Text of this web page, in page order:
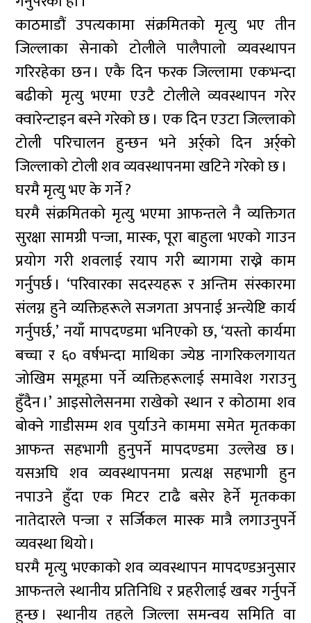
काठमाडौं उपत्यकामा संक्रमितको मृत्यु भए तीन
जिल्लाका सेनाको टोलीले पालैपालो व्यवस्थापन
गरिरहेका छन । एकै दिन फरक जिल्लामा एकभन्दा
बढीको मृत्यु भएमा एउटै टोलीले व्यवस्थापन गरेर
क्वारेन्टाइन बस्ने गरेको छ । एक दिन एउटा जिल्लाको
टोली परिचालन हुन्छन भने अर्र्को दिन अर्र्को
जिल्लाको टोली शव व्यवस्थापनमा खटिने गरेको छ ।
घरमै मृत्यु भए के गर्ने ?
घरमै संक्रमितको मृत्यु भएमा आफन्तले नै व्यक्तिगत
सुरक्षा सामग्री पन्जा, मास्क, पूरा बाहुला भएको गाउन
प्रयोग गरी शवलाई रयाप गरी ब्यागमा राख्ने काम
गर्नुपर्छ । ‘परिवारका सदस्यहरू र अन्तिम संस्कारमा
संलग्न हुने व्यक्तिहरूले सजगता अपनाई अन्त्येष्टि कार्य
गर्नुपर्छ,’ नयाँ मापदण्डमा भनिएको छ, ‘यस्तो कार्यमा
बच्चा र ६० वर्षभन्दा माथिका ज्येष्ठ नागरिकलगायत
जोखिम समूहमा पर्ने व्यक्तिहरूलाई समावेश गराउनु
हुँदैन ।’ आइसोलेसनमा राखेको स्थान र कोठामा शव
बोक्ने गाडीसम्म शव पुर्याउने काममा समेत मृतकका
आफन्त सहभागी हुनुपर्ने मापदण्डमा उल्लेख छ ।
यसअघि शव व्यवस्थापनमा प्रत्यक्ष सहभागी हुन
नपाउने हुँदा एक मिटर टाढै बसेर हेर्ने मृतकका
नातेदारले पन्जा र सर्जिकल मास्क मात्रै लगाउनुपर्ने
व्यवस्था थियो ।
घरमै मृत्यु भएकाको शव व्यवस्थापन मापदण्डअनुसार
आफन्तले स्थानीय प्रतिनिधि र प्रहरीलाई खबर गर्नुपर्ने
हुन्छ । स्थानीय तहले जिल्ला समन्वय समिति वा